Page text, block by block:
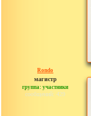
Rondo
магистр
группа: участники
сообщений: 429